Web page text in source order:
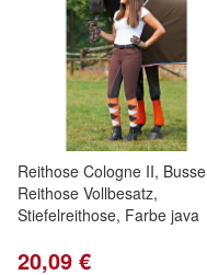
Reithose Cologne II, Busse
Reithose Vollbesatz,
Stiefelreithose, Farbe java
20,09 €